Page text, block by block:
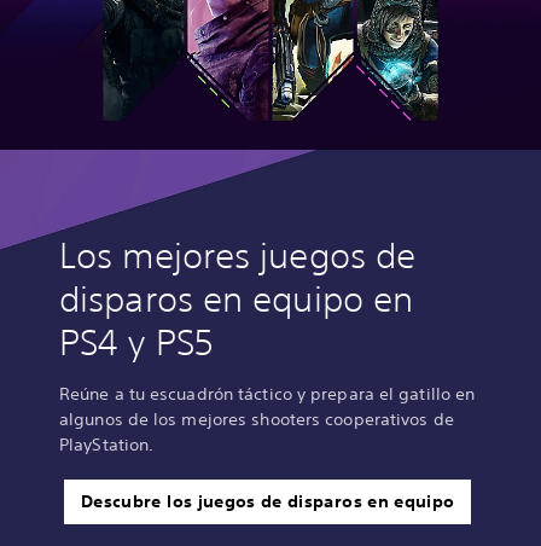
Los mejores juegos de
disparos en equipo en
PS4 y PS5
Reúne a tu escuadrón táctico y prepara el gatillo en
algunos de los mejores shooters cooperativos de
PlayStation.
Descubre los juegos de disparos en equipo